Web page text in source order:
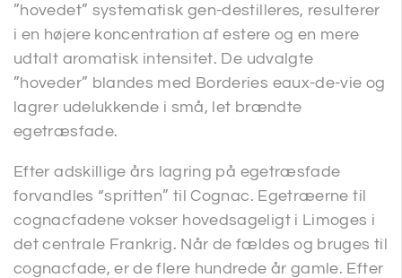
”hovedet” systematisk gen-destilleres, resulterer
i en højere koncentration af estere og en mere
udtalt aromatisk intensitet. De udvalgte
”hoveder” blandes med Borderies eaux-de-vie og
lagrer udelukkende i små, let brændte
egetræsfade.
Efter adskillige års lagring på egetræsfade
forvandles “spritten” til Cognac. Egetræerne til
cognacfadene vokser hovedsageligt i Limoges i
det centrale Frankrig. Når de fældes og bruges til
cognacfade, er de flere hundrede år gamle. Efter